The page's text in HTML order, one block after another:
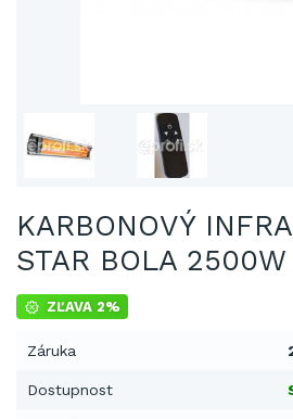
KARBONOVÝ
STAR BOLA 2500W
ZĽAVA 2%
Záruka
Dostupnost